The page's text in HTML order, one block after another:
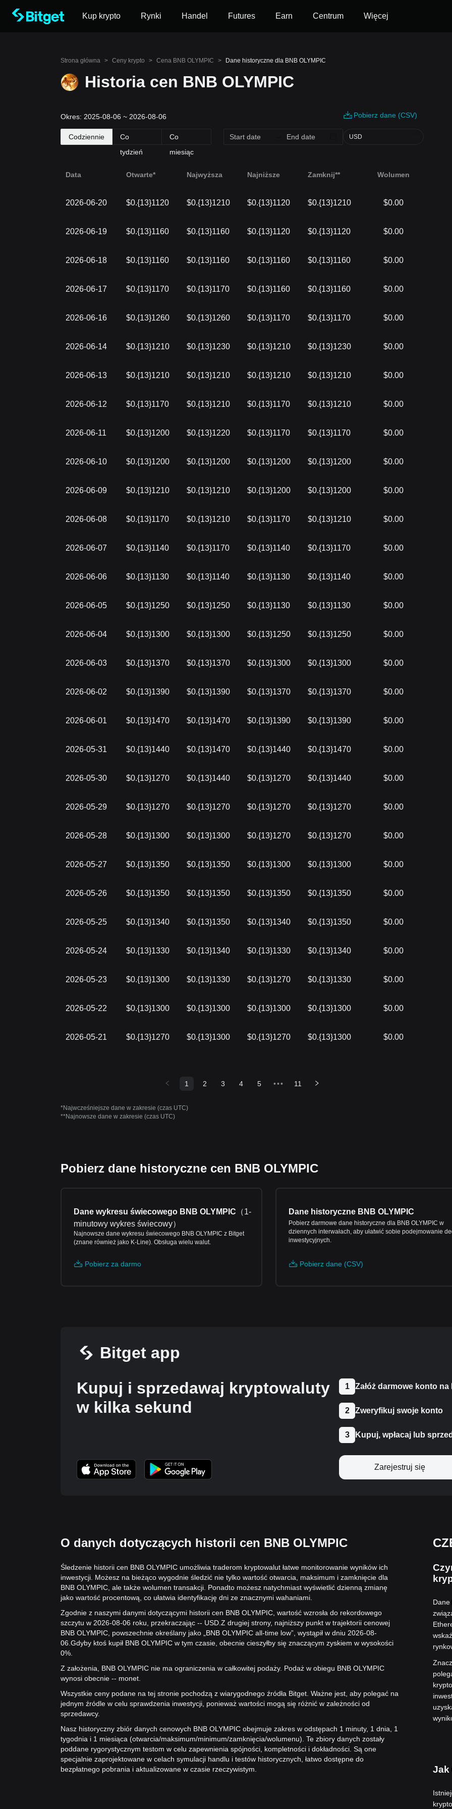
Kup krypto Rynki Handel Futures Earn Centrum Więcej
Strona główna > Ceny krypto > Cena BNB OLYMPIC > Dane historyczne dla BNB OLYMPIC
Historia cen BNB OLYMPIC
Okres: 2025-08-06 ~ 2026-08-06
Codziennie
Co
tydzień
Co
miesiąc
Pobierz dane (CSV)
USD
Data Otwarte* Najwyższa Najniższe Zamknij** Wolumen
2026-06-20 $0.{13}1120 $0.{13}1210 $0.{13}1120 $0.{13}1210 $0.00
2026-06-19 $0.{13}1160 $0.{13}1160 $0.{13}1120 $0.{13}1120 $0.00
2026-06-18 $0.{13}1160 $0.{13}1160 $0.{13}1160 $0.{13}1160 $0.00
2026-06-17 $0.{13}1170 $0.{13}1170 $0.{13}1160 $0.{13}1160 $0.00
2026-06-16 $0.{13}1260 $0.{13}1260 $0.{13}1170 $0.{13}1170 $0.00
2026-06-14 $0.{13}1210 $0.{13}1230 $0.{13}1210 $0.{13}1230 $0.00
2026-06-13 $0.{13}1210 $0.{13}1210 $0.{13}1210 $0.{13}1210 $0.00
2026-06-12 $0.{13}1170 $0.{13}1210 $0.{13}1170 $0.{13}1210 $0.00
2026-06-11 $0.{13}1200 $0.{13}1220 $0.{13}1170 $0.{13}1170 $0.00
2026-06-10 $0.{13}1200 $0.{13}1200 $0.{13}1200 $0.{13}1200 $0.00
2026-06-09 $0.{13}1210 $0.{13}1210 $0.{13}1200 $0.{13}1200 $0.00
2026-06-08 $0.{13}1170 $0.{13}1210 $0.{13}1170 $0.{13}1210 $0.00
2026-06-07 $0.{13}1140 $0.{13}1170 $0.{13}1140 $0.{13}1170 $0.00
2026-06-06 $0.{13}1130 $0.{13}1140 $0.{13}1130 $0.{13}1140 $0.00
2026-06-05 $0.{13}1250 $0.{13}1250 $0.{13}1130 $0.{13}1130 $0.00
2026-06-04 $0.{13}1300 $0.{13}1300 $0.{13}1250 $0.{13}1250 $0.00
2026-06-03 $0.{13}1370 $0.{13}1370 $0.{13}1300 $0.{13}1300 $0.00
2026-06-02 $0.{13}1390 $0.{13}1390 $0.{13}1370 $0.{13}1370 $0.00
2026-06-01 $0.{13}1470 $0.{13}1470 $0.{13}1390 $0.{13}1390 $0.00
2026-05-31 $0.{13}1440 $0.{13}1470 $0.{13}1440 $0.{13}1470 $0.00
2026-05-30 $0.{13}1270 $0.{13}1440 $0.{13}1270 $0.{13}1440 $0.00
2026-05-29 $0.{13}1270 $0.{13}1270 $0.{13}1270 $0.{13}1270 $0.00
2026-05-28 $0.{13}1300 $0.{13}1300 $0.{13}1270 $0.{13}1270 $0.00
2026-05-27 $0.{13}1350 $0.{13}1350 $0.{13}1300 $0.{13}1300 $0.00
2026-05-26 $0.{13}1350 $0.{13}1350 $0.{13}1350 $0.{13}1350 $0.00
2026-05-25 $0.{13}1340 $0.{13}1350 $0.{13}1340 $0.{13}1350 $0.00
2026-05-24 $0.{13}1330 $0.{13}1340 $0.{13}1330 $0.{13}1340 $0.00
2026-05-23 $0.{13}1300 $0.{13}1330 $0.{13}1270 $0.{13}1330 $0.00
2026-05-22 $0.{13}1300 $0.{13}1300 $0.{13}1300 $0.{13}1300 $0.00
2026-05-21 $0.{13}1270 $0.{13}1300 $0.{13}1270 $0.{13}1300 $0.00
1 2 3 4 5 ••• 11
*Najwcześniejsze dane w zakresie (czas UTC)
**Najnowsze dane w zakresie (czas UTC)
Pobierz dane historyczne cen BNB OLYMPIC
Dane wykresu świecowego BNB OLYMPIC （1-
minutowy wykres świecowy）
Najnowsze dane wykresu świecowego BNB OLYMPIC z Bitget
(znane również jako K-Line). Obsługa wielu walut.
Pobierz za darmo
Dane historyczne BNB OLYMPIC
Pobierz darmowe dane historyczne dla BNB OLYMPIC w
dziennych interwałach, aby ułatwić sobie podejmowanie
inwestycyjnych.
Pobierz dane (CSV)
Bitget app
Kupuj i sprzedawaj kryptowaluty
w kilka sekund
1 Załóż darmowe konto na
2 Zweryfikuj swoje konto
3 Kupuj, wpłacaj lub
Zarejestruj się
O danych dotyczących historii cen BNB OLYMPIC
Śledzenie historii cen BNB OLYMPIC umożliwia traderom kryptowalut łatwe monitorowanie wyników ich
inwestycji. Możesz na bieżąco wygodnie śledzić nie tylko wartość otwarcia, maksimum i zamknięcie dla
BNB OLYMPIC, ale także wolumen transakcji. Ponadto możesz natychmiast wyświetlić dzienną zmianę
jako wartość procentową, co ułatwia identyfikację dni ze znacznymi wahaniami.
Zgodnie z naszymi danymi dotyczącymi historii cen BNB OLYMPIC, wartość wzrosła do rekordowego
szczytu w 2026-08-06 roku, przekraczając -- USD. Z drugiej strony, najniższy punkt w trajektorii cenowej
BNB OLYMPIC, powszechnie określany jako „BNB OLYMPIC all-time low”, wystąpił w dniu 2026-08-
06. Gdyby ktoś kupił BNB OLYMPIC w tym czasie, obecnie cieszyłby się znaczącym zyskiem w wysokości
0%.
Z założenia, BNB OLYMPIC nie ma ograniczenia w całkowitej podaży. Podaż w obiegu BNB OLYMPIC
wynosi obecnie -- monet.
Wszystkie ceny podane na tej stronie pochodzą z wiarygodnego źródła Bitget. Ważne jest, aby polegać na
jednym źródle w celu sprawdzenia inwestycji, ponieważ wartości mogą się różnić w zależności od
sprzedawcy.
Nasz historyczny zbiór danych cenowych BNB OLYMPIC obejmuje zakres w odstępach 1 minuty, 1 dnia, 1
tygodnia i 1 miesiąca (otwarcia/maksimum/minimum/zamknięcia/wolumenu). Te zbiory danych zostały
poddane rygorystycznym testom w celu zapewnienia spójności, kompletności i dokładności. Są one
specjalnie zaprojektowane w celach symulacji handlu i testów historycznych, łatwo dostępne do
bezpłatnego pobrania i aktualizowane w czasie rzeczywistym.
Dane
Jak